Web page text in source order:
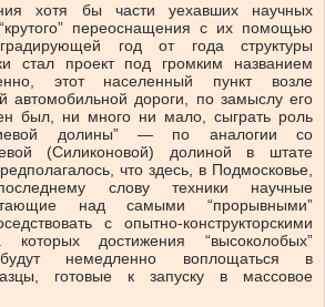
хотя бы части уехавших научных
переоснащения с их помощью
год от года структуры
стал проект под громким названием
этот населенный пункт возле
автомобильной дороги, по замыслу его
был, ни много ни мало, сыграть роль
долины” — по аналогии со
(Силиконовой) долиной в штате
что здесь, в Подмосковье,
слову техники научные
над самыми “прорывными”
с опытно-конструкторскими
которых достижения “высоколобых”
немедленно воплощаться в
готовые к запуску в массовое